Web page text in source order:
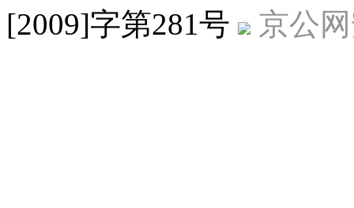
[2009]字第281号
京公